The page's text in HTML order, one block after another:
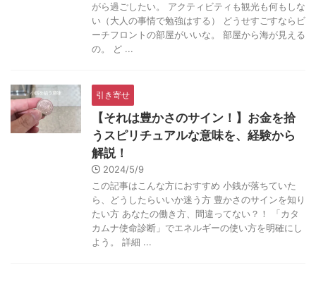
がら過ごしたい。 アクティビティも観光も何もしな
い（大人の事情で勉強はする） どうせすごすならビ
ーチフロントの部屋がいいな。 部屋から海が見える
の。 ど ...
引き寄せ
【それは豊かさのサイン！】お金を拾
うスピリチュアルな意味を、経験から
解説！
2024/5/9
この記事はこんな方におすすめ 小銭が落ちていた
ら、どうしたらいいか迷う方 豊かさのサインを知り
たい方 あなたの働き方、間違ってない？！ 「カタ
カムナ使命診断」でエネルギーの使い方を明確にし
よう。 詳細 ...